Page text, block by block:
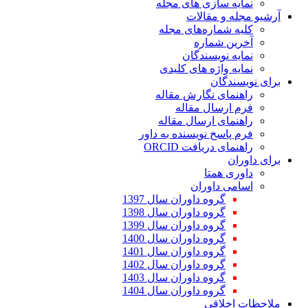
های مجله
مجله
های کلیدی
نگارش مقاله
مقاله
ارسال مقاله
نویسنده به داور
داوران سال 1397
داوران سال 1398
داوران سال 1399
داوران سال 1400
داوران سال 1401
داوران سال 1402
داوران سال 1403
داوران سال 1404